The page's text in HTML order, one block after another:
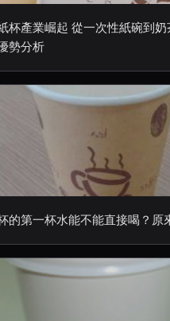
杯產業崛起 從一次性紙碗到
勢分析
的第一杯水能不能直接喝？原